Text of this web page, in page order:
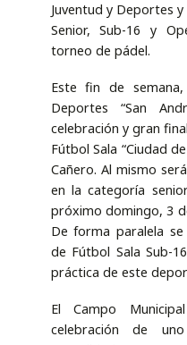
Juventud y Deportes
Senior, Sub-16 y
torneo de pádel.
Este fin de
Deportes “San
celebración y gran
Fútbol Sala “Ciudad
Cañero. Al mismo
en la categoría
próximo domingo, 3
De forma paralela
de Fútbol Sala Sub-
práctica de este
El Campo
celebración de